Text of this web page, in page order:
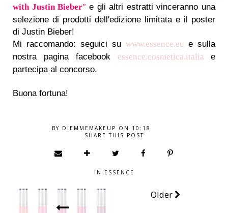
with Justin Bieber" e gli altri estratti vinceranno una
selezione di prodotti dell'edizione limitata e il poster
di Justin Bieber!
Mi raccomando: seguici su www.essence.eu e sulla
nostra pagina facebook essence.cosmetica.italia
e
partecipa al concorso.
Buona fortuna!
BY DIEMMEMAKEUP ON 10:18
SHARE THIS POST
IN ESSENCE
Older